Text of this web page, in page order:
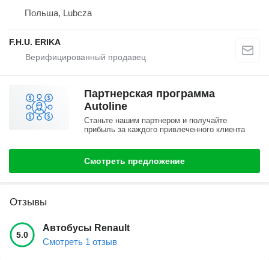
Польша, Lubcza
F.H.U. ERIKA
Партнерская программа
Autoline
Станьте нашим партнером и получайте
прибыль за каждого привлеченного клиента
Смотреть предложение
Отзывы
5.0
Автобусы Renault
Смотреть 1 отзыв